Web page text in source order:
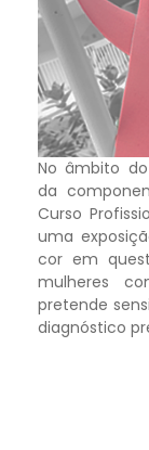
No âmbito
da
Curso
uma
cor em
mulheres
pretende
diagnóstico